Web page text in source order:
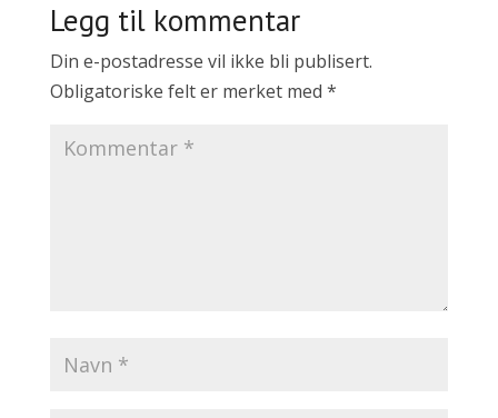
Legg til kommentar
Din e-postadresse vil ikke bli publisert.
Obligatoriske felt er merket med *